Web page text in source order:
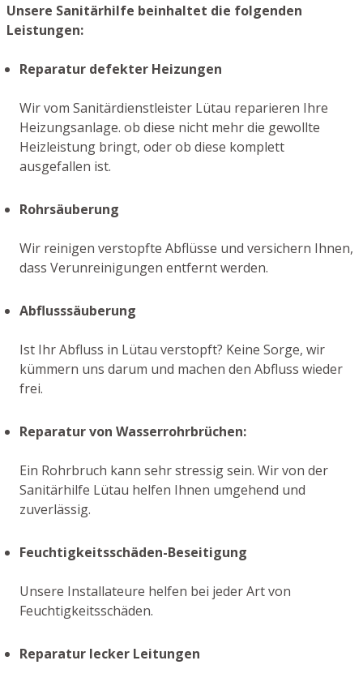
Unsere Sanitärhilfe beinhaltet die folgenden
Leistungen:
Reparatur defekter Heizungen
Wir vom Sanitärdienstleister Lütau reparieren Ihre
Heizungsanlage. ob diese nicht mehr die gewollte
Heizleistung bringt, oder ob diese komplett
ausgefallen ist.
Rohrsäuberung
Wir reinigen verstopfte Abflüsse und versichern Ihnen,
dass Verunreinigungen entfernt werden.
Abflusssäuberung
Ist Ihr Abfluss in Lütau verstopft? Keine Sorge, wir
kümmern uns darum und machen den Abfluss wieder
frei.
Reparatur von Wasserrohrbrüchen:
Ein Rohrbruch kann sehr stressig sein. Wir von der
Sanitärhilfe Lütau helfen Ihnen umgehend und
zuverlässig.
Feuchtigkeitsschäden-Beseitigung
Unsere Installateure helfen bei jeder Art von
Feuchtigkeitsschäden.
Reparatur lecker Leitungen